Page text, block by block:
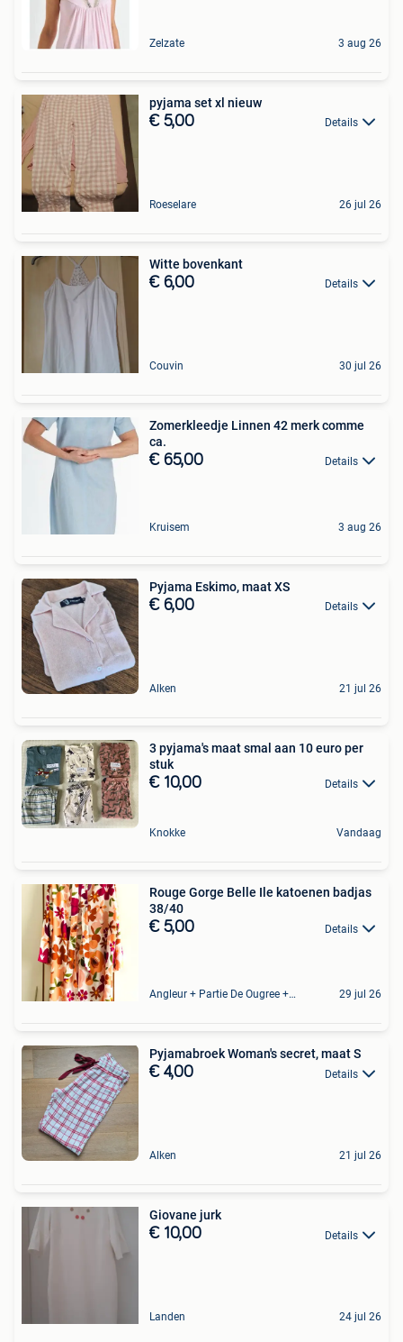
Zelzate 3 aug 26
pyjama set xl nieuw
€ 5,00 Details
Roeselare 26 jul 26
Witte bovenkant
€ 6,00 Details
Couvin 30 jul 26
Zomerkleedje Linnen 42 merk comme
ca.
€ 65,00 Details
Kruisem 3 aug 26
Pyjama Eskimo, maat XS
€ 6,00 Details
Alken 21 jul 26
3 pyjama's maat smal aan 10 euro per
stuk
€ 10,00 Details
Knokke Vandaag
Rouge Gorge Belle Ile katoenen badjas
38/40
€ 5,00 Details
Angleur + Partie De Ougree + Partie De Tilff Et De Embourg 29 jul 26
Pyjamabroek Woman's secret, maat S
€ 4,00 Details
Alken 21 jul 26
Giovane jurk
€ 10,00 Details
Landen 24 jul 26